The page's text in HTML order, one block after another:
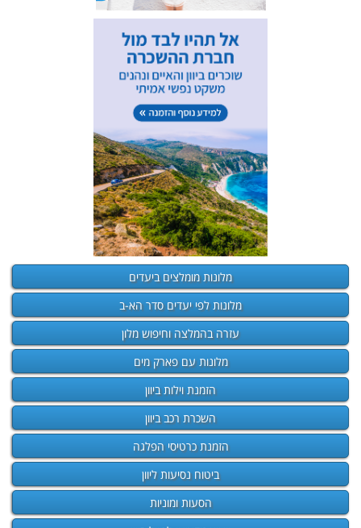
מלונות מומלצים ביעדים
מלונות לפי יעדים סדר הא-ב
עזרה בהמלצה וחיפוש מלון
מלונות עם פארק מים
הזמנת וילות ביוון
השכרת רכב ביוון
הזמנת כרטיסי הפלגה
ביטוח נסיעות ליוון
הסעות ומוניות